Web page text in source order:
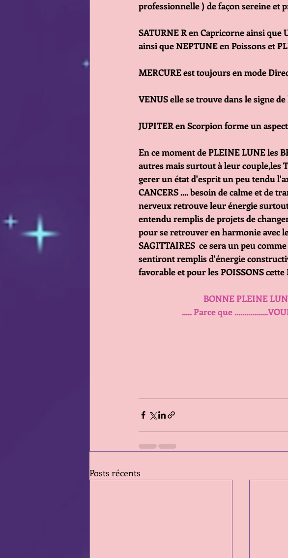
professionnelle ) de façon sereine et
SATURNE R en Capricorne ainsi
ainsi que NEPTUNE en Poissons et
MERCURE est toujours en mode
VENUS elle se trouve dans le signe de
JUPITER en Scorpion forme un
En ce moment de PLEINE LUNE les
autres mais surtout à leur couple,les
gerer un état d'esprit un peu tendu
CANCERS .... besoin de calme et de
nerveux retrouve leur énergie
entendu remplis de projets de
pour se retrouver en harmonie avec
SAGITTAIRES  ce sera un peu
sentiront remplis d'énergie
favorable et pour les POISSONS
BONNE PLEINE
..... Parce que
Posts récents